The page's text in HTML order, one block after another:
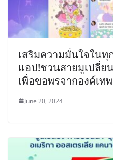
เสริมความมั่นใจในทุ
แอป!ชวนสายมูเปลี่ย
เพื่อขอพรจากองค์เทพ
June 20, 2024